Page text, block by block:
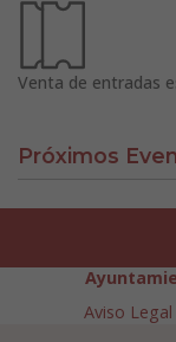
Venta de entradas
Próximos
Aviso Legal